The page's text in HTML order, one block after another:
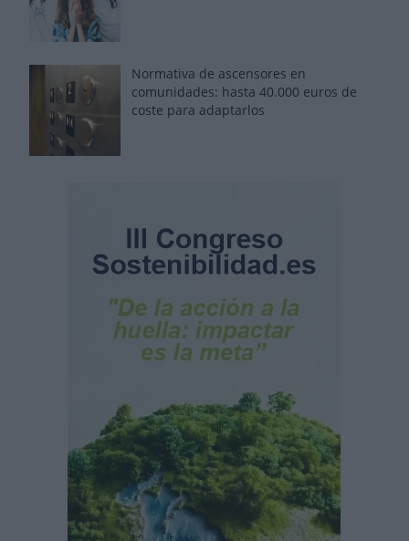
Normativa de ascensores en
comunidades: hasta 40.000 euros de
coste para adaptarlos